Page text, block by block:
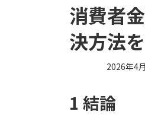
消費者
決方法
最
新
日
2026年4
1 結論